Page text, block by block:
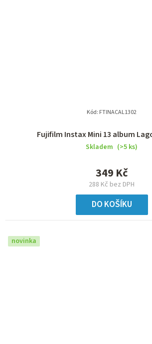
Fujifilm Instax Mini 13 album
Skladem (>5 ks)
288 Kč bez DPH
349 Kč
DO KOŠÍKU
Kód: FTINACAL1302
novinka